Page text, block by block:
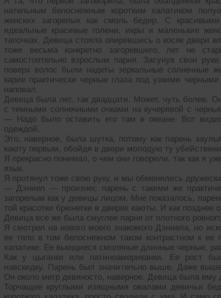
нательным белоснежным коротким халатиком
женских загорелых как смоль бедер. С
идеальные красивые голени, икры и маленькие
тапочках. Девица стояла опиревшись о косяк двери
тоже весьма конкретно загоревшего, лет не
самостоятельно взрослым парня. Засунув свои
поверх волос были надеты зеркальные солнечные
карие практически черные глаза под узкими
наповал.
Девица была лет, так двадцати. Может, чуть более.
с темными солнечными очками на кучерявой с
— Надо было оставить его там в океане. Вот
одеждой.
Это, наверное, была шутка, потому как парень
каюту первым, обойдя в двери молодую ту
Я прекрасно понимал, о чем они говорили, так как я
язык.
Я протянул тоже свою руку, и мы обменялись
— Дэниел — произнес парень с такими же
загорелым как у девицы лицом. Мне показалось,
той красотки брюнетки в дверях каюты. И как позднее
Девица все же была смуглее парня от плотного
Я смотрел на нового моего знакомого Дэниела, но
ее тело в том белоснежном таком контрастном к ее
халатике. Ее вьющиеся смоляные длинные черные,
Как у цыганки или латиноамериканки. Ее рост
навскидку. Парень был значительно выше. Даже
Он около метр девяносто, наверное. Девица была ему
Торчащие круглыми изящными овалами девичьи